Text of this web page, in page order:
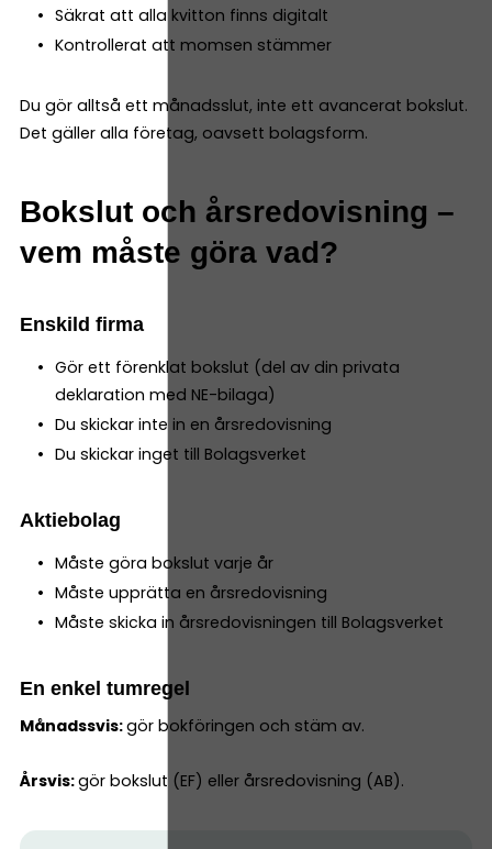
Säkrat att alla kvitton finns digitalt
Kontrollerat att momsen stämmer
Du gör alltså ett månadsslut, inte ett avancerat bokslut.
Det gäller alla företag, oavsett bolagsform.
Bokslut och årsredovisning –
vem måste göra vad?
Enskild firma
Gör ett förenklat bokslut (del av din privata
deklaration med NE-bilaga)
Du skickar inte in en årsredovisning
Du skickar inget till Bolagsverket
Aktiebolag
Måste göra bokslut varje år
Måste upprätta en årsredovisning
Måste skicka in årsredovisningen till Bolagsverket
En enkel tumregel
Månadssvis:gör bokföringen och stäm av.
Årsvis:gör bokslut (EF) eller årsredovisning (AB).